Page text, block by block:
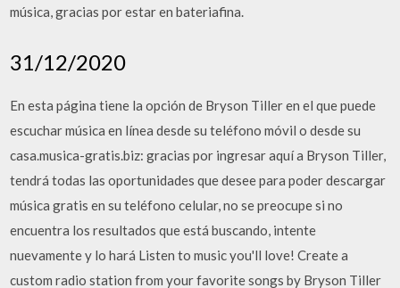
música, gracias por estar en bateriafina.
31/12/2020
En esta página tiene la opción de Bryson Tiller en el que puede
escuchar música en línea desde su teléfono móvil o desde su
casa.musica-gratis.biz: gracias por ingresar aquí a Bryson Tiller,
tendrá todas las oportunidades que desee para poder descargar
música gratis en su teléfono celular, no se preocupe si no
encuentra los resultados que está buscando, intente
nuevamente y lo hará Listen to music you'll love! Create a
custom radio station from your favorite songs by Bryson Tiller